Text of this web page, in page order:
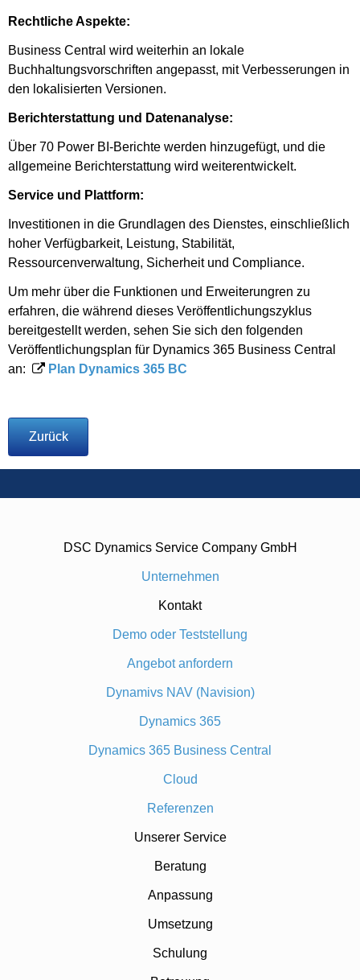
Rechtliche Aspekte:
Business Central wird weiterhin an lokale
Buchhaltungsvorschriften angepasst, mit Verbesserungen in
den lokalisierten Versionen.
Berichterstattung und Datenanalyse:
Über 70 Power BI-Berichte werden hinzugefügt, und die
allgemeine Berichterstattung wird weiterentwickelt.
Service und Plattform:
Investitionen in die Grundlagen des Dienstes, einschließlich
hoher Verfügbarkeit, Leistung, Stabilität,
Ressourcenverwaltung, Sicherheit und Compliance.
Um mehr über die Funktionen und Erweiterungren zu
erfahren, die während dieses Veröffentlichungszyklus
bereitgestellt werden, sehen Sie sich den folgenden
Veröffentlichungsplan für Dynamics 365 Business Central
an:
Plan Dynamics 365 BC
Zurück
DSC Dynamics Service Company GmbH
Unternehmen
Kontakt
Demo oder Teststellung
Angebot anfordern
Dynamivs NAV (Navision)
Dynamics 365
Dynamics 365 Business Central
Cloud
Referenzen
Unserer Service
Beratung
Anpassung
Umsetzung
Schulung